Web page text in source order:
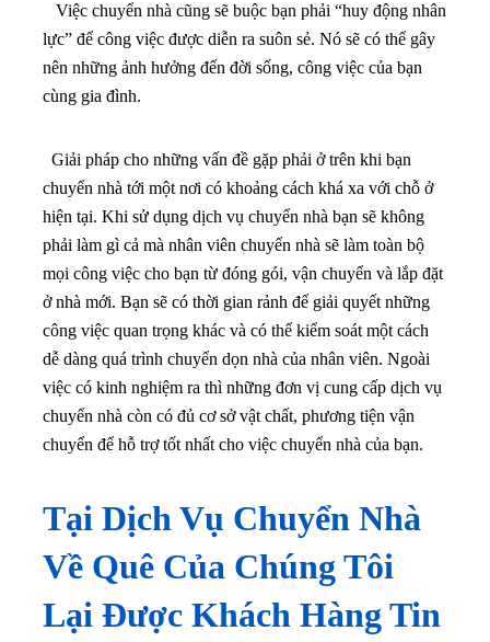
Việc chuyển nhà cũng sẽ buộc bạn phải “huy động nhân
lực” để công việc được diễn ra suôn sẻ. Nó sẽ có thể gây
nên những ảnh hưởng đến đời sống, công việc của bạn
cùng gia đình.
Giải pháp cho những vấn đề gặp phải ở trên khi bạn
chuyển nhà tới một nơi có khoảng cách khá xa với chỗ ở
hiện tại. Khi sử dụng dịch vụ chuyển nhà bạn sẽ không
phải làm gì cả mà nhân viên chuyển nhà sẽ làm toàn bộ
mọi công việc cho bạn từ đóng gói, vận chuyển và lắp đặt
ở nhà mới. Bạn sẽ có thời gian rảnh để giải quyết những
công việc quan trọng khác và có thể kiểm soát một cách
dễ dàng quá trình chuyển dọn nhà của nhân viên. Ngoài
việc có kinh nghiệm ra thì những đơn vị cung cấp dịch vụ
chuyển nhà còn có đủ cơ sở vật chất, phương tiện vận
chuyển để hỗ trợ tốt nhất cho việc chuyển nhà của bạn.
Tại Dịch Vụ Chuyển Nhà
Về Quê Của Chúng Tôi
Lại Được Khách Hàng Tin